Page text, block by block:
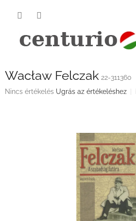
Wacław Felczak 22-311360
A
Nincs értékelés Ugrás az értékeléshez